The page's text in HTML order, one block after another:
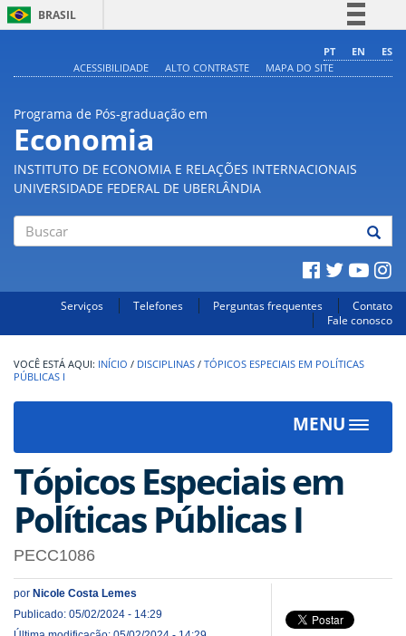
BRASIL
Comunica BR
PT EN
ES
ACESSIBILIDADE
ALTO CONTRASTE MAPA DO SITE
Programa de Pós-graduação em
Economia
INSTITUTO DE ECONOMIA E RELAÇÕES INTERNACIONAIS
UNIVERSIDADE FEDERAL DE UBERLÂNDIA
Serviços Telefones Perguntas frequentes
Contato
Fale conosco
INÍCIO / DISCIPLINAS / TÓPICOS ESPECIAIS EM POLÍTICAS
PÚBLICAS I
MENU
Toggle
Tópicos Especiais em
Políticas Públicas I
PECC1086
por Nicole Costa Lemes
Publicado: 05/02/2024 - 14:29